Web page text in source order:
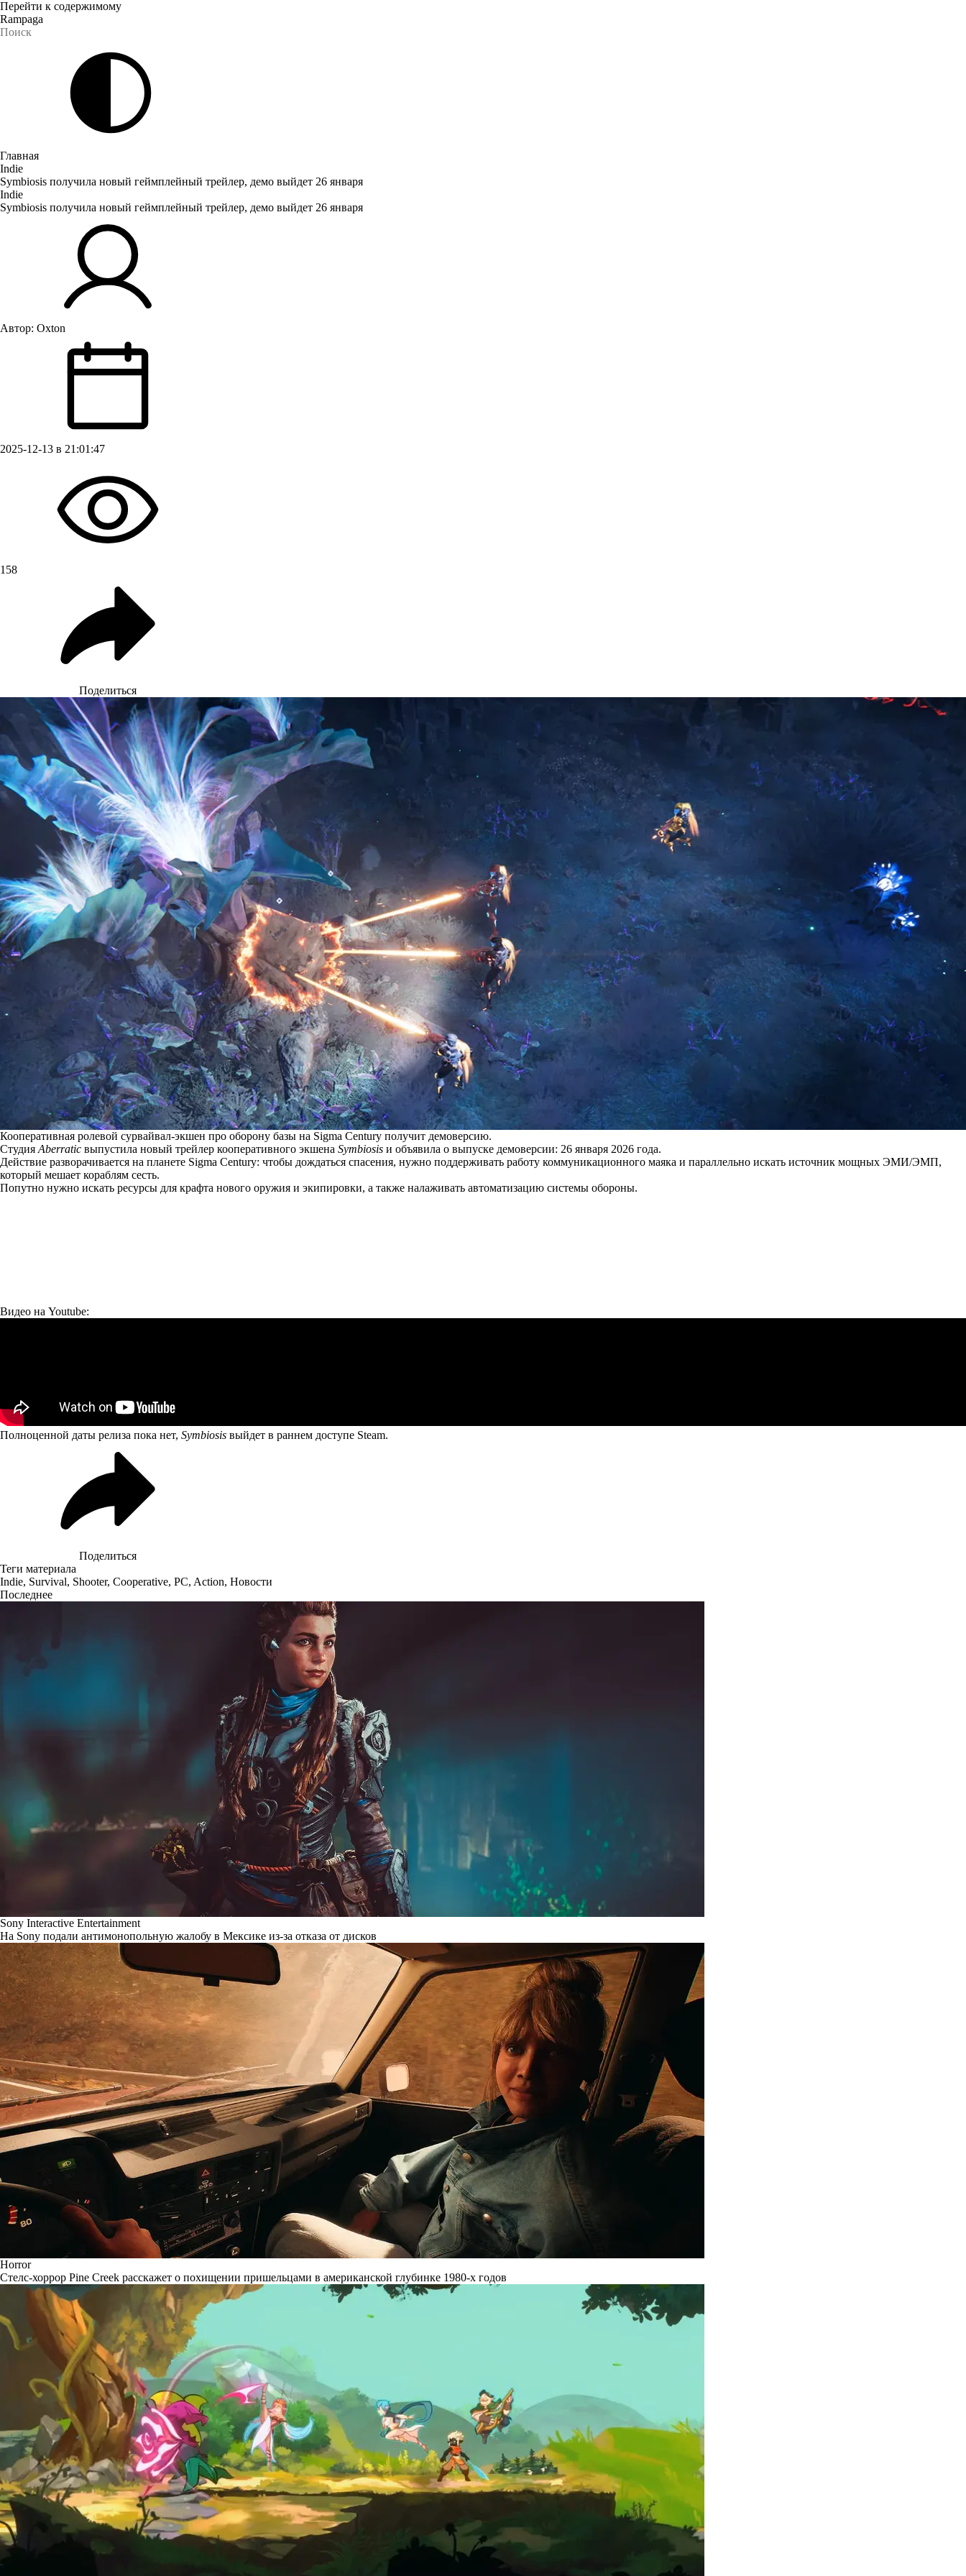
Перейти к содержимому
Rampaga
Главная
Indie
Symbiosis получила новый геймплейный трейлер, демо выйдет 26 января
Indie
Symbiosis получила новый геймплейный трейлер, демо выйдет 26 января
Автор: Oxton
2025-12-13 в 21:01:47
158
Поделиться
Кооперативная ролевой сурвайвал-экшен про оборону базы на Sigma Century получит демоверсию.
Студия Aberratic выпустила новый трейлер кооперативного экшена Symbiosis и объявила о выпуске демоверсии: 26 января 2026 года.
Действие разворачивается на планете Sigma Century: чтобы дождаться спасения, нужно поддерживать работу коммуникационного маяка и параллельно искать источник мощных ЭМИ/ЭМП,
который мешает кораблям сесть.
Попутно нужно искать ресурсы для крафта нового оружия и экипировки, а также налаживать автоматизацию системы обороны.
Видео на Youtube:
Полноценной даты релиза пока нет, Symbiosis выйдет в раннем доступе Steam.
Поделиться
Теги материала
Indie, Survival, Shooter, Cooperative, PC, Action, Новости
Последнее
Sony Interactive Entertainment
На Sony подали антимонопольную жалобу в Мексике из-за отказа от дисков
Horror
Стелс-хоррор Pine Creek расскажет о похищении пришельцами в американской глубинке 1980-х годов